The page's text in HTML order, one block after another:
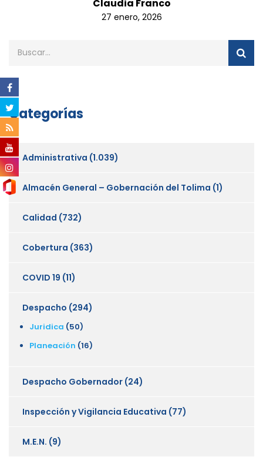
Claudia Franco
27 enero, 2026
Categorías
Administrativa (1.039)
Almacén General – Gobernación del Tolima (1)
Calidad (732)
Cobertura (363)
COVID 19 (11)
Despacho (294)
Juridica (50)
Planeación (16)
Despacho Gobernador (24)
Inspección y Vigilancia Educativa (77)
M.E.N. (9)